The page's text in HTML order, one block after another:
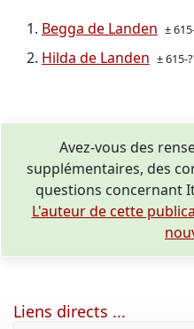
Begga de Landen ±
Hilda de Landen ± 615-
Avez-vous des
supplémentaires, des
questions concernant
L'auteur de cette
Liens directs ...